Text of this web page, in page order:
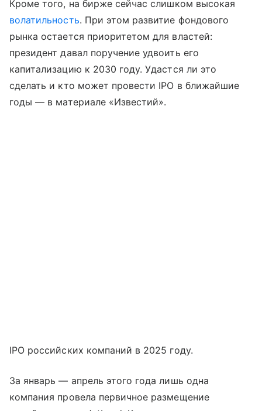
Кроме того, на бирже сейчас слишком высокая
волатильность. При этом развитие фондового
рынка остается приоритетом для властей:
президент давал поручение удвоить его
капитализацию к 2030 году. Удастся ли это
сделать и кто может провести IPO в ближайшие
годы — в материале «Известий».
IPO российских компаний в 2025 году.
За январь — апрель этого года лишь одна
компания провела первичное размещение